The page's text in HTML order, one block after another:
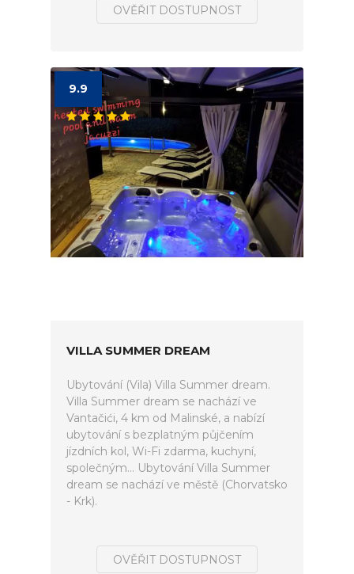
OVĚŘIT DOSTUPNOST
9.9
VILLA SUMMER DREAM
Ubytování (Vila) Villa Summer dream.
Villa Summer dream se nachází ve
Vantačići, 4 km od Malinské, a nabízí
ubytování s bezplatným půjčením
jízdních kol, Wi-Fi zdarma, kuchyní,
společným... Ubytování Villa Summer
dream se nachází ve městě (Chorvatsko
- Krk).
OVĚŘIT DOSTUPNOST